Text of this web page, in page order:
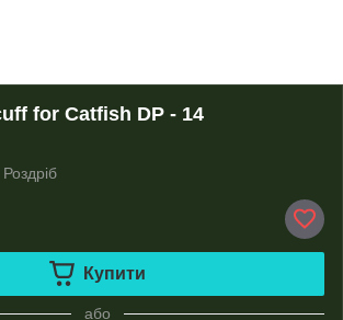
for Catfish DP - 14
Роздріб
Купити
або